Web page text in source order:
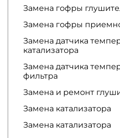
Замена гофры
Замена гофры
Замена датчика
катализатора
Замена датчика
фильтра
Замена и ремонт
Замена катализатора
Замена катализатора